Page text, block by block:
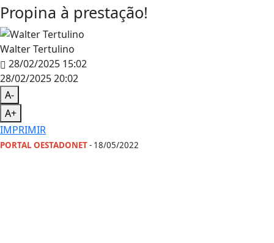
Propina à prestação!
Walter Tertulino
28/02/2025 15:02
28/02/2025 20:02
A-
A+
IMPRIMIR
PORTAL OESTADONET- 18/05/2022